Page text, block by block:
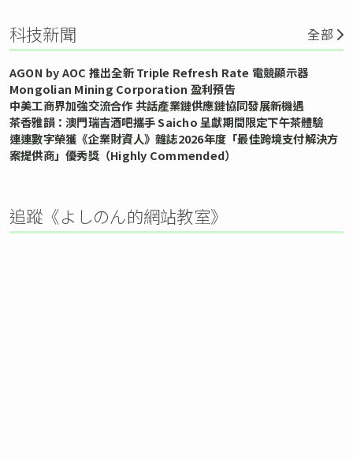
科技新聞 全部
AGON by AOC 推出全新 Triple Refresh Rate 電競顯示器
Mongolian Mining Corporation 盈利預告
中美工商界加強交流合作 共話產業鏈供應鏈協同發展新機遇
茶香雅韻：澳門瑞吉酒吧攜手 Saicho 呈獻期間限定下午茶體驗
連連數字榮獲《企業財資人》雜誌2026年度「最佳跨境支付解決方
案提供商」優秀獎（Highly Commended）
追蹤《よしのん的網站教室》